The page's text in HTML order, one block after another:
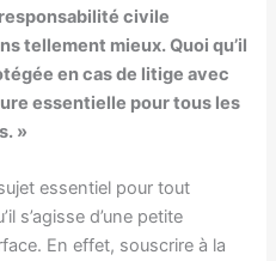
responsabilité civile
tellement mieux. Quoi qu’il
en cas de litige avec
essentielle pour tous les
»
essentiel pour tout
s’agisse d’une petite
En effet, souscrire à la